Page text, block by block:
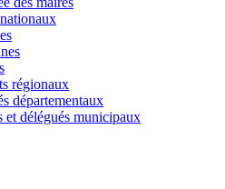
régionaux
départementaux
et délégués municipaux